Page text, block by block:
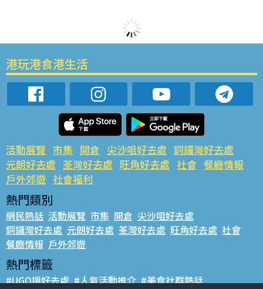
港玩港食港生活
活動展覽 市集 開倉 尖沙咀好去處 銅鑼灣好去處
元朗好去處 荃灣好去處 旺角好去處 社會 餐廳情報
戶外郊遊 社會福利
熱門類別
網民熱話 活動展覽 市集 開倉 尖沙咀好去處
銅鑼灣好去處 元朗好去處 荃灣好去處 旺角好去處 社會
餐廳情報 戶外郊遊
熱門標籤
#UGO搵好去處 #人氣活動推介 #美食社群熱話